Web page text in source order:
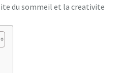
du sommeil et la creativite